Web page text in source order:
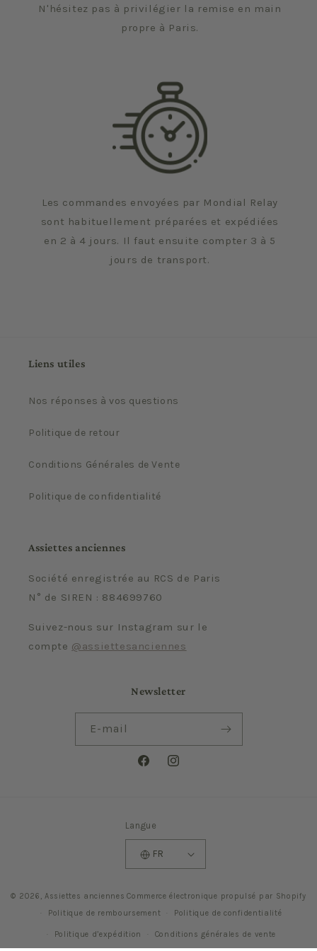
N'hésitez pas à privilégier la remise en main
propre à Paris.
Les commandes envoyées par Mondial Relay
sont habituellement préparées et expédiées
en 2 à 4 jours. Il faut ensuite compter 3 à 5
jours de transport.
Liens utiles
Nos réponses à vos questions
Politique de retour
Conditions Générales de Vente
Politique de confidentialité
Assiettes anciennes
Société enregistrée au RCS de Paris
N° de SIREN : 884699760
Suivez-nous sur Instagram sur le
compte @assiettesanciennes
Newsletter
E-mail
FacebookInstagram
Langue
FR
© 2026,Assiettes anciennes Commerce électronique propulsé par Shopify
Politique de remboursement
Politique de confidentialité
Politique d’expédition Conditions générales de vente